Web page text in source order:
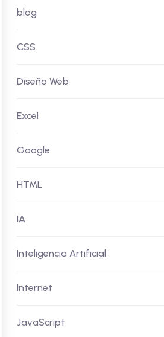
blog
CSS
Diseño Web
Excel
Google
HTML
IA
Inteligencia Artificial
Internet
JavaScript